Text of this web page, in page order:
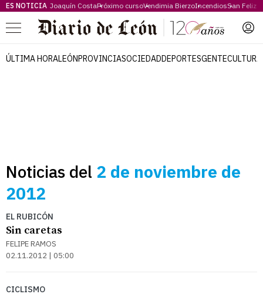
ES NOTICIA Joaquín CostaPróximo cursoVendimia BierzoIncendiosSan Feliz
Menú
ÚLTIMA HORALEÓNPROVINCIASOCIEDADDEPORTESGENTECULTURA
Noticias del 2 de noviembre de
2012
EL RUBICÓN
Sin caretas
FELIPE RAMOS
02.11.2012 | 05:00
CICLISMO